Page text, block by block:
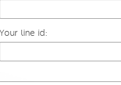
Your line id: